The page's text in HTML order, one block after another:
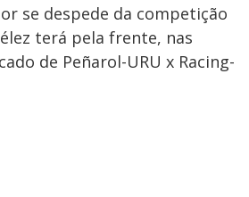
se despede da competição
terá pela frente, nas
de Peñarol-URU x Racing-